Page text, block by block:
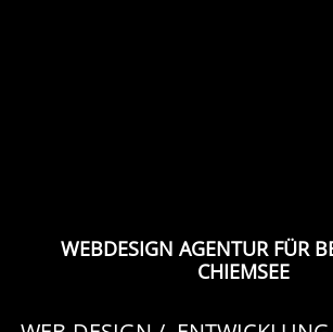
WEBDESIGN AGENTUR FÜR
CHIEMSEE